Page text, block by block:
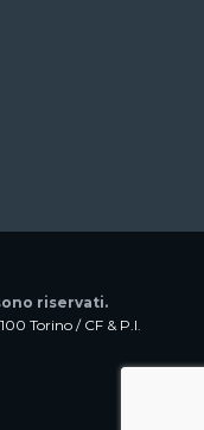
riservati.
Torino / CF & P.I.